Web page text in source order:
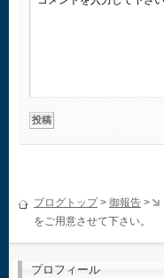
ブログトップ> 御報告 >
をご用意させて下さい。
プロフィール